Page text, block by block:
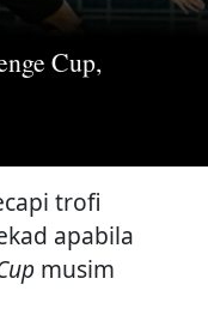
Cup,
trofi
apabila
musim